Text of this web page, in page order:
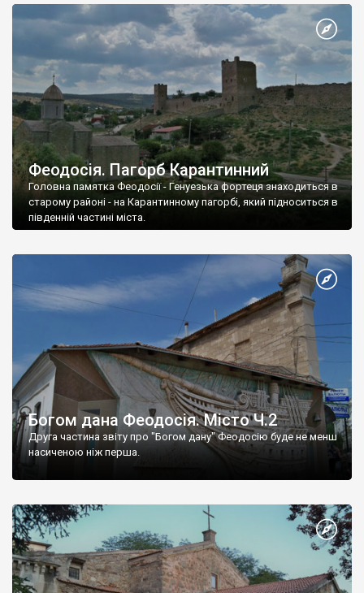
Феодосія. Пагорб Карантинний
Головна памятка Феодосії - Генуезька фортеця знаходиться в
старому районі - на Карантинному пагорбі, який підноситься в
південній частині міста.
Богом дана Феодосія. Місто Ч.2
Друга частина звіту про "Богом дану" Феодосію буде не менш
насиченою ніж перша.